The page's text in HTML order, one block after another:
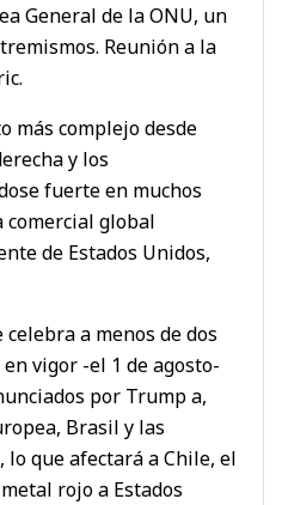
General de la ONU, un
Reunión a la
más complejo desde
y los
fuerte en muchos
comercial global
de Estados Unidos,
celebra a menos de dos
vigor -el 1 de agosto-
por Trump a,
Brasil y las
que afectará a Chile, el
rojo a Estados